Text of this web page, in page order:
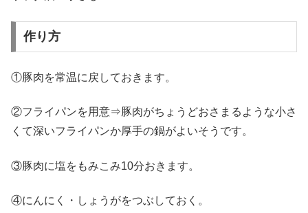
作り方
①豚肉を常温に戻しておきます。
②フライパンを用意⇒豚肉がちょうどおさまるような小さ
くて深いフライパンか厚手の鍋がよいそうです。
③豚肉に塩をもみこみ10分おきます。
④にんにく・しょうがをつぶしておく。